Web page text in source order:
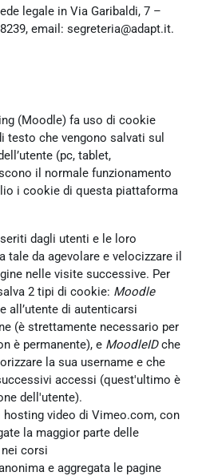
legale in Via Garibaldi, 7 –
email: segreteria@adapt.it.
(Moodle) fa uso di cookie
che vengono salvati sul
(pc, tablet,
il normale funzionamento
i cookie di questa piattaforma
dagli utenti e le loro
tale da agevolare e velocizzare il
nelle visite successive. Per
2 tipi di cookie: Moodle
all’utente di autenticarsi
(è strettamente necessario per
è permanente), e MoodleIDche
la sua username e che
accessi (quest'ultimo è
dell'utente).
video di Vimeo.com, con
la maggior parte delle
corsi
e aggregata le pagine